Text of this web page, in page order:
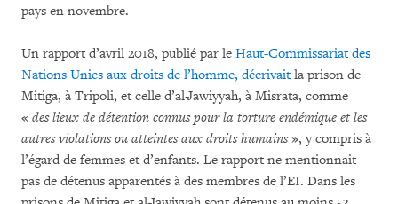
pays en novembre.
Un rapport d’avril 2018, publié par le Haut-Commissariat des
Nations Unies aux droits de l’homme, décrivaitla prison de
Mitiga, à Tripoli, et celle d’al-Jawiyyah, à Misrata, comme
« des lieux de détention connus pour la torture endémique et les
autres violations ou atteintes aux droits humains», y compris à
l’égard de femmes et d’enfants. Le rapport ne mentionnait
pas de détenus apparentés à des membres de l’EI. Dans les